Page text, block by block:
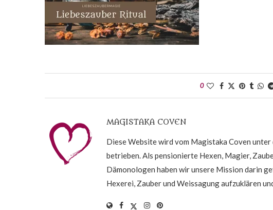
0
MAGISTAKA COVEN
Diese Website wird vom Magistaka Coven
betrieben. Als pensionierte Hexen, Magier,
Dämonologen haben wir unsere Mission darin
Hexerei, Zauber und Weissagung aufzuklären